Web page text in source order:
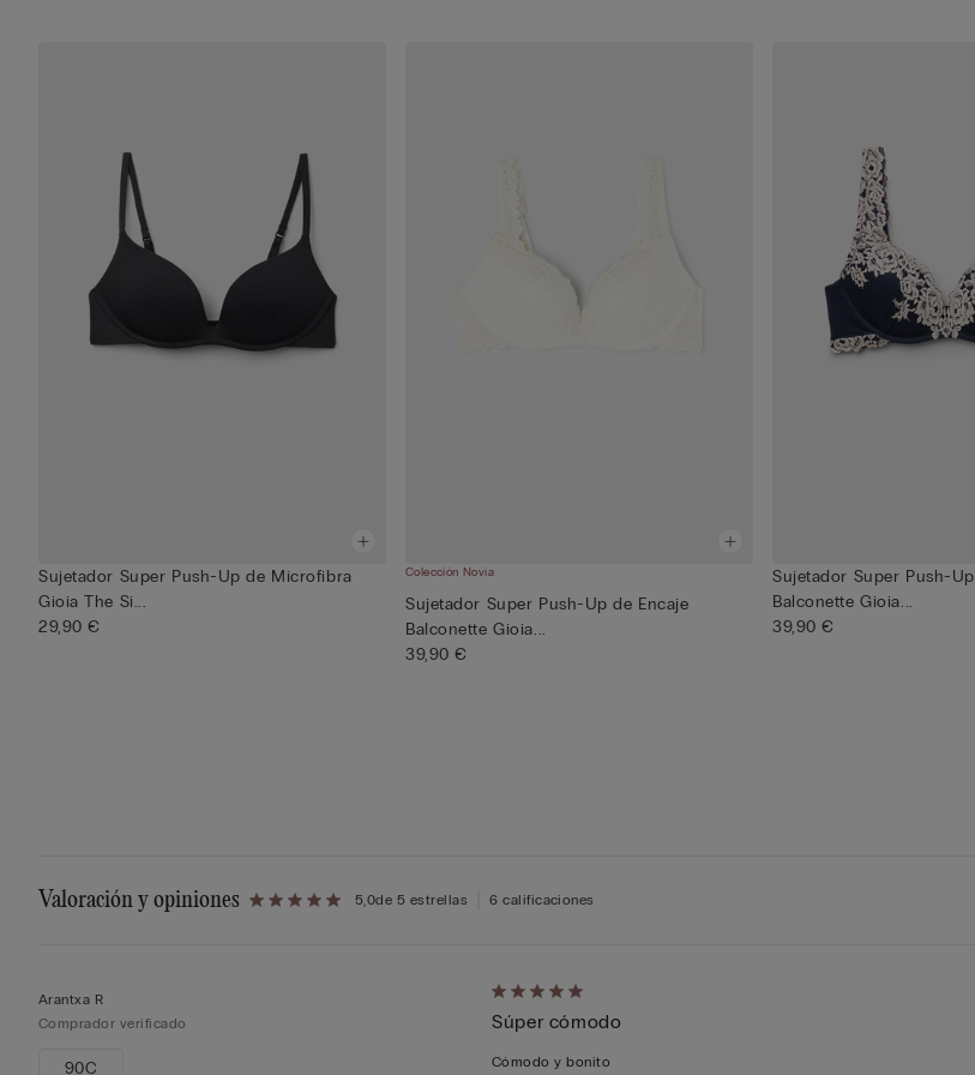
Sujetador Super Push-Up de Microfibra
Gioia The Si...
29,90 €
Colección Novia
Sujetador Super Push-Up de Encaje
Balconette Gioia...
39,90 €
Sujetador Super Push-
Balconette Gioia...
39,90 €
Valoración y opiniones 5,0de 5 estrellas 6 calificaciones
Arantxa R
Comprador verificado
90C
Calificación
de
5
Súper cómodo
Cómodo y bonito